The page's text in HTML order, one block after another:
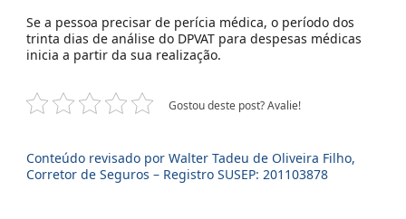
Se a pessoa precisar de perícia médica, o período dos
trinta dias de análise do DPVAT para despesas médicas
inicia a partir da sua realização.
Gostou deste post? Avalie!
Conteúdo revisado por Walter Tadeu de Oliveira Filho,
Corretor de Seguros – Registro SUSEP: 201103878